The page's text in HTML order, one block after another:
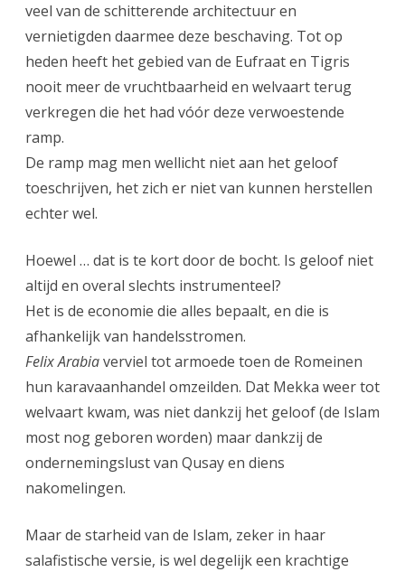
veel van de schitterende architectuur en
vernietigden daarmee deze beschaving. Tot op
heden heeft het gebied van de Eufraat en Tigris
nooit meer de vruchtbaarheid en welvaart terug
verkregen die het had vóór deze verwoestende
ramp.
De ramp mag men wellicht niet aan het geloof
toeschrijven, het zich er niet van kunnen herstellen
echter wel.
Hoewel … dat is te kort door de bocht. Is geloof niet
altijd en overal slechts instrumenteel?
Het is de economie die alles bepaalt, en die is
afhankelijk van handelsstromen.
Felix Arabiaverviel tot armoede toen de Romeinen
hun karavaanhandel omzeilden. Dat Mekka weer tot
welvaart kwam, was niet dankzij het geloof (de Islam
most nog geboren worden) maar dankzij de
ondernemingslust van Qusay en diens
nakomelingen.
Maar de starheid van de Islam, zeker in haar
salafistische versie, is wel degelijk een krachtige